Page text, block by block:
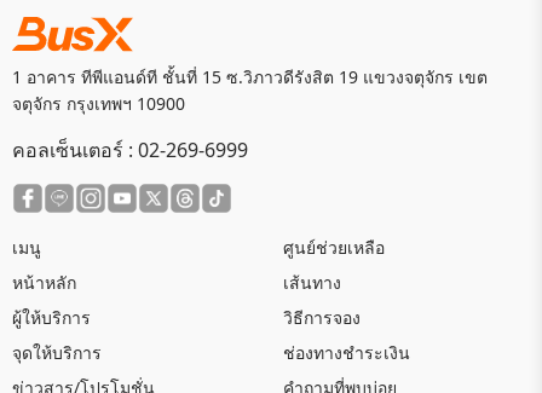
1 อาคาร ทีพีแอนด์ที ชั้นที่ 15 ซ.วิภาวดีรังสิต 19 แขวงจตุจักร เขต
จตุจักร กรุงเทพฯ 10900
คอลเซ็นเตอร์ : 02-269-6999
เมนู
หน้าหลัก
ผู้ให้บริการ
จุดให้บริการ
ข่าวสาร/โปรโมชั่น
ศูนย์ช่วยเหลือ
เส้นทาง
วิธีการจอง
ช่องทางชำระเงิน
คำถามที่พบบ่อย